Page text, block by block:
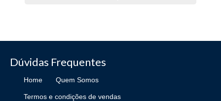
Dúvidas Frequentes
Home Quem Somos
Termos e condições de vendas